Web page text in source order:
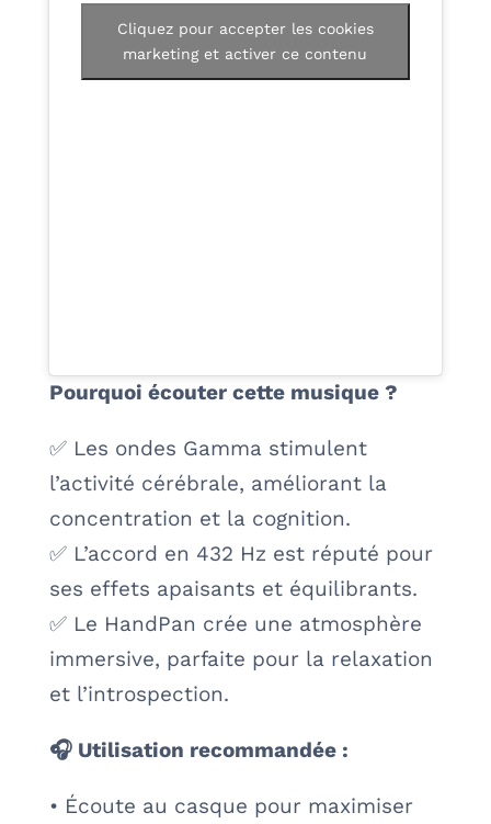
Cliquez pour accepter les cookies
marketing et activer ce contenu
Pourquoi écouter cette musique ?
✅ Les ondes Gamma stimulent
l’activité cérébrale, améliorant la
concentration et la cognition.
✅ L’accord en 432 Hz est réputé pour
ses effets apaisants et équilibrants.
✅ Le HandPan crée une atmosphère
immersive, parfaite pour la relaxation
et l’introspection.
🎧 Utilisation recommandée :
• Écoute au casque pour maximiser